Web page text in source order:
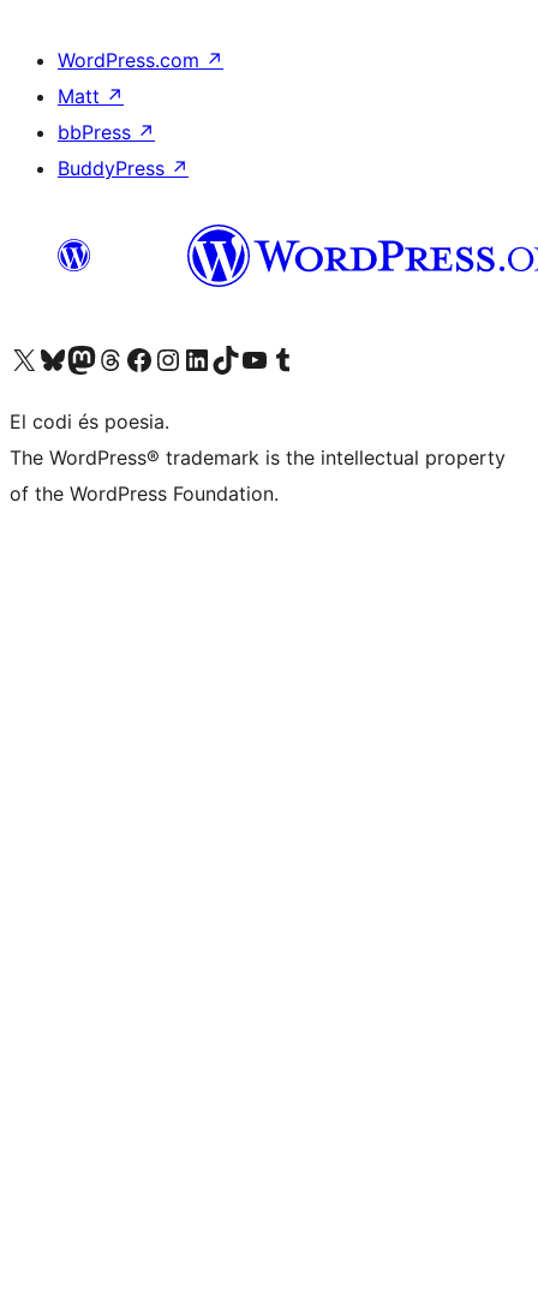
WordPress.com ↗
Matt ↗
bbPress ↗
BuddyPress ↗
Visiteu el nostre compte X (abans Twitter)
Visiteu el nostre compte de Bluesky
Visiteu el nostre compte al Mastodon
Visiteu el nostre compte de Threads
Visiteu la nostra pàgina al Facebook
Visiteu el nostre compte d'Instagram
Visiteu el nostre compte de LinkedIn
Visiteu el nostre compte de TikTok
Visiteu el nostre canal al YouTube
Visiteu el nostre compte de Tumblr
El codi és poesia.
The WordPress® trademark is the intellectual property
of the WordPress Foundation.